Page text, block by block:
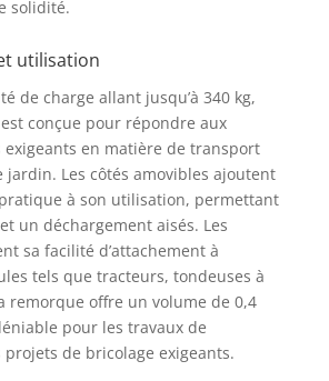
de déchets de jardin.
Ramassez plus de
bois, de terre ou
d'ordures en une
seule fois, réduisant
ainsi la nécessité de
déplacements
fréquents. Traitez vos
travaux de jardinage
en une seule fois
grâce à notre
remorque de grande
capacité. Déversement
solidité.
utilisation
de charge allant jusqu’à 340 kg,
conçue pour répondre aux
exigeants en matière de transport
jardin. Les côtés amovibles ajoutent
à son utilisation, permettant
un déchargement aisés. Les
sa facilité d’attachement à
tels que tracteurs, tondeuses à
remorque offre un volume de 0,4
pour les travaux de
de bricolage exigeants.